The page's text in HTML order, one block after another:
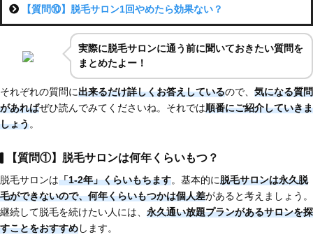
【質問⑩】脱毛サロン1回やめたら効果ない？
実際に脱毛サロンに通う前に聞いておきたい質問を
まとめたよー！
それぞれの質問に出来るだけ詳しくお答えしているので、 気になる質問
があればぜひ読んでみてくださいね。それでは順番にご紹介していきま
しょう。
【質問①】脱毛サロンは何年くらいもつ？
脱毛サロンは「1-2年」くらいもちます。基本的に脱毛サロンは永久脱
毛ができないので、何年くらいもつかは個人差があると考えましょう。
継続して脱毛を続けたい人には、 永久通い放題プランがあるサロンを探
すことをおすすめします。